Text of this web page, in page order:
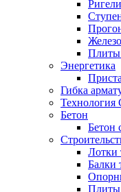
Ригели
Плиты
Энергетика
Гибка
Бетон
Бетон
Лотки
Балки
Плиты